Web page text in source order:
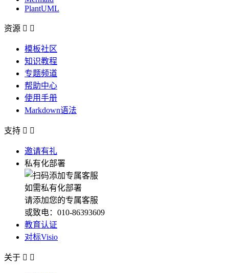
PlantUML
资源  
模板社区
知识教程
专题频道
帮助中心
使用手册
Markdown语法
支持  
邀请有礼
私有化部署
如需私有化部署
请添加您的专属客服
或致电：010-86393609
教育认证
对标Visio
关于  